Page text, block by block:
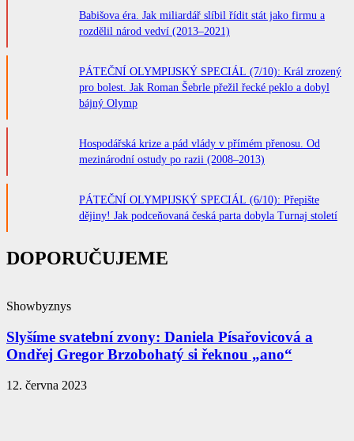
Babišova éra. Jak miliardář slíbil řídit stát jako firmu a
rozdělil národ vedví (2013–2021)
PÁTEČNÍ OLYMPIJSKÝ SPECIÁL (7/10): Král zrozený
pro bolest. Jak Roman Šebrle přežil řecké peklo a dobyl
bájný Olymp
Hospodářská krize a pád vlády v přímém přenosu. Od
mezinárodní ostudy po razii (2008–2013)
PÁTEČNÍ OLYMPIJSKÝ SPECIÁL (6/10): Přepište
dějiny! Jak podceňovaná česká parta dobyla Turnaj století
DOPORUČUJEME
Showbyznys
Slyšíme svatební zvony: Daniela Písařovicová a
Ondřej Gregor Brzobohatý si řeknou „ano“
12. června 2023